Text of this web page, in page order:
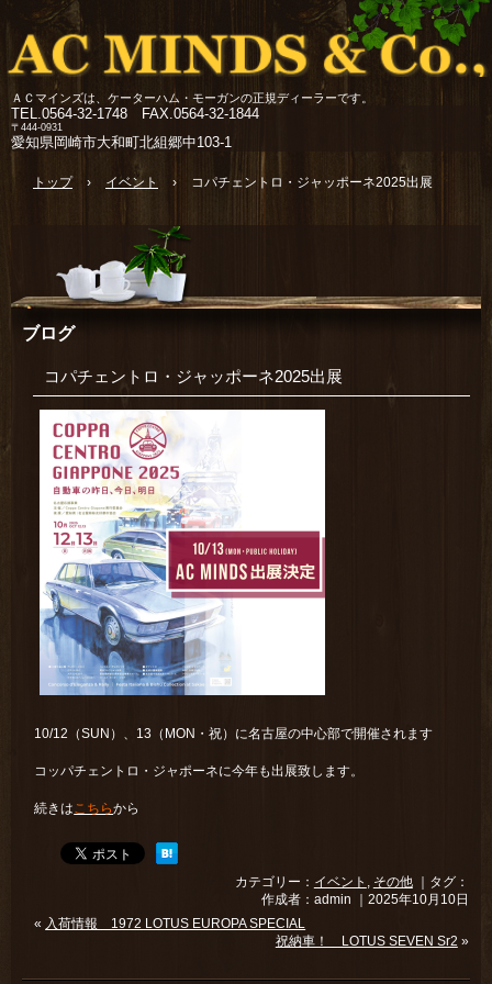
ＡＣマインズは、ケーターハム・モーガンの正規ディーラーです。
TEL.0564-32-1748 FAX.0564-32-1844
〒444-0931
愛知県岡崎市大和町北組郷中103-1
トップ › イベント › コパチェントロ・ジャッポーネ2025出展
ブログ
コパチェントロ・ジャッポーネ2025出展
10/12（SUN）、13（MON・祝）に名古屋の中心部で開催されます
コッパチェントロ・ジャポーネに今年も出展致します。
続きはこちらから
カテゴリー： イベント , その他｜タグ：
作成者：admin ｜2025年10月10日
« 入荷情報 1972 LOTUS EUROPA SPECIAL
祝納車！ LOTUS SEVEN Sr2 »